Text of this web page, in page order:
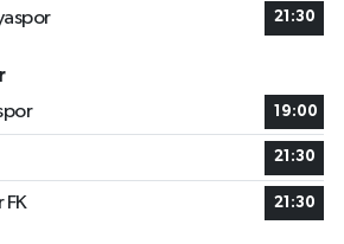
Kahveci Caddesi, No:29 Merkez Elazığ
21:30
19:00
21:30
FK 21:30